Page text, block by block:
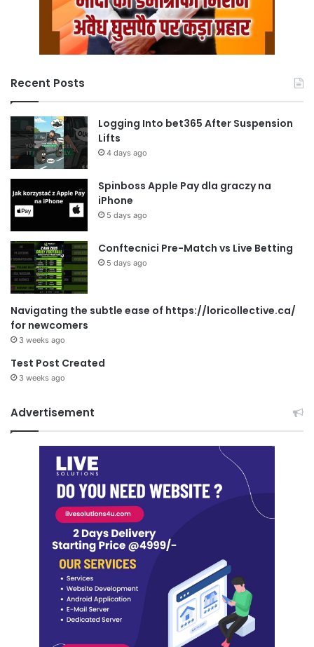
Recent Posts
Logging Into bet365 After Suspension
Lifts
4 days ago
Spinboss Apple Pay dla graczy na
iPhone
5 days ago
Conftecnici Pre-Match vs Live Betting
5 days ago
Navigating the subtle ease of https://loricollective.ca/
for newcomers
3 weeks ago
Test Post Created
3 weeks ago
Advertisement